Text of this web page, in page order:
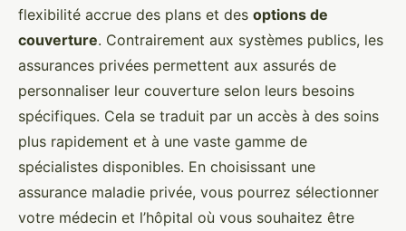
flexibilité accrue des plans et des options de
couverture. Contrairement aux systèmes publics, les
assurances privées permettent aux assurés de
personnaliser leur couverture selon leurs besoins
spécifiques. Cela se traduit par un accès à des soins
plus rapidement et à une vaste gamme de
spécialistes disponibles. En choisissant une
assurance maladie privée, vous pourrez sélectionner
votre médecin et l’hôpital où vous souhaitez être